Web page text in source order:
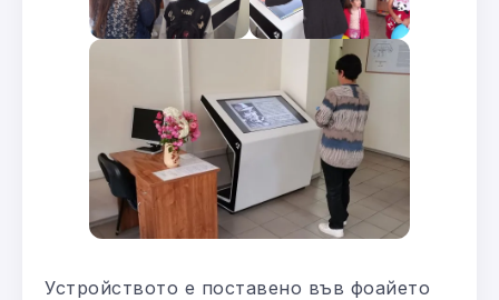
Устройството е поставено във фоайето